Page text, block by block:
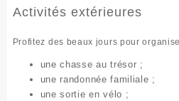
Activités extérieures
Profitez des beaux jours pour
une chasse au trésor ;
une randonnée familiale ;
une sortie en vélo ;